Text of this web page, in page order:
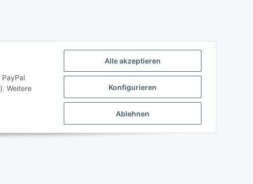
Weitere
Alle akzeptieren
Konfigurieren
Ablehnen